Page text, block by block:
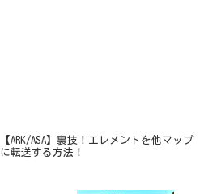
【ARK/ASA】裏技！エレメントを他マップ
に転送する方法！